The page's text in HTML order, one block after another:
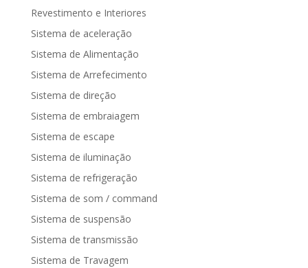
Revestimento e Interiores
Sistema de aceleração
Sistema de Alimentação
Sistema de Arrefecimento
Sistema de direção
Sistema de embraiagem
Sistema de escape
Sistema de iluminação
Sistema de refrigeração
Sistema de som / command
Sistema de suspensão
Sistema de transmissão
Sistema de Travagem